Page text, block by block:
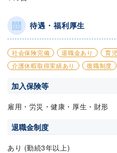
待遇・福利厚生
社会保険完備 退職金あり
育
介護休暇取得実績あり
復職制度
加入保険等
雇用・労災・健康・厚生・財形
退職金制度
あり (勤続3年以上)